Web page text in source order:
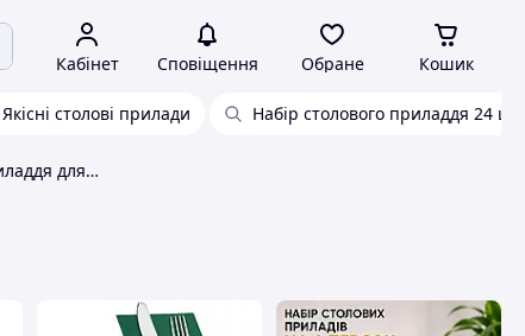
Кабінет Сповіщення Обране Кошик
Якісні столові прилади Набір столового приладдя 24 шт.
Комплект столового приладдя для колег